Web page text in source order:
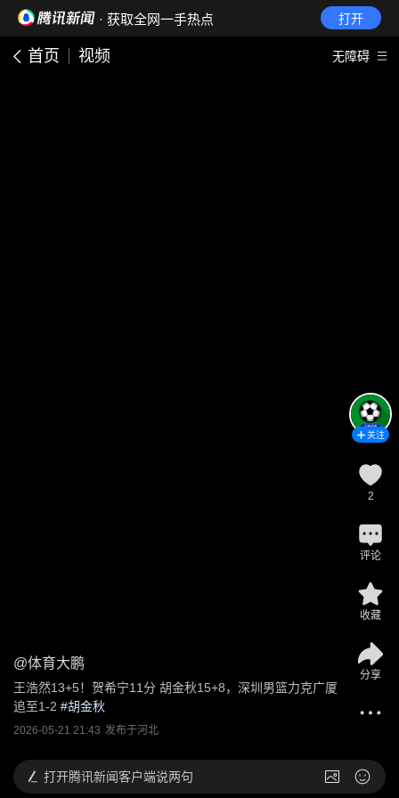
· 获取全网一手热点 打开
首页 视频 无障碍
@体育大鹏
王浩然13+5！贺希宁11分 胡金秋15+8，深圳男篮力克广厦
追至1-2 #胡金秋
2026-05-21 21:43 发布于河北
关注
2
评论
收藏
分享
打开腾讯新闻客户端说两句